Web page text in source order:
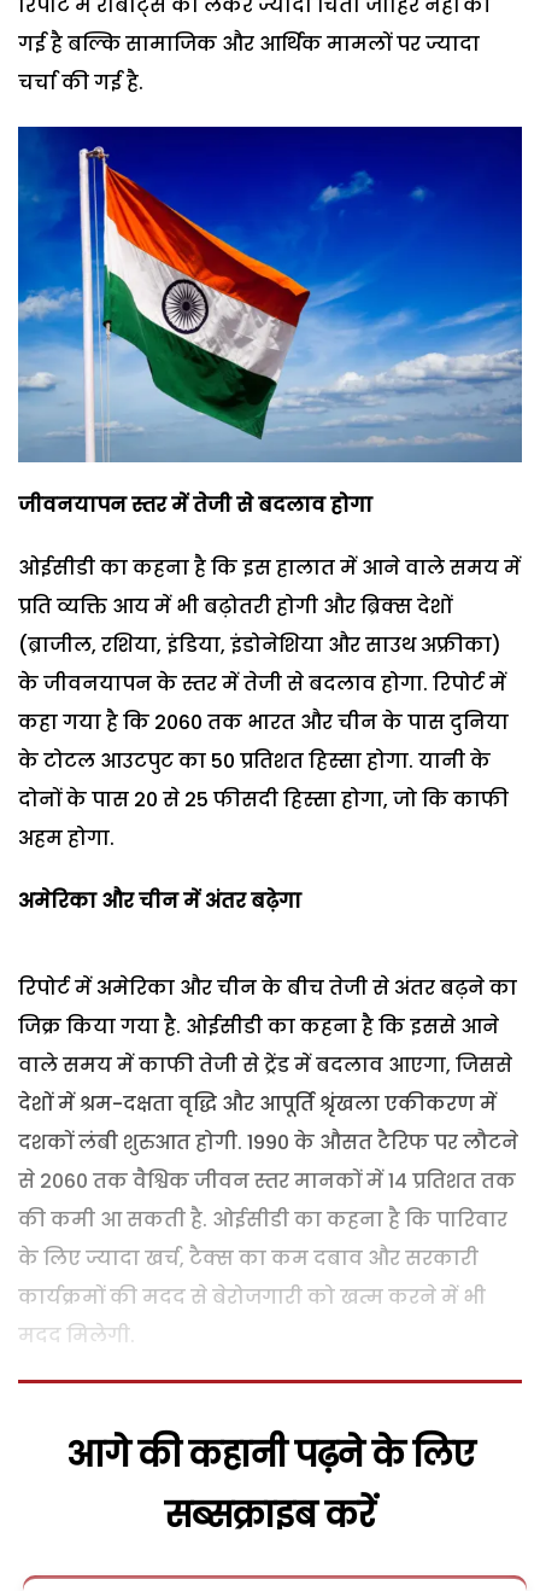
गई है बल्कि सामाजिक और आर्थिक मामलों पर ज्यादा
चर्चा की गई है.
जीवनयापन स्तर में तेजी से बदलाव होगा
ओईसीडी का कहना है कि इस हालात में आने वाले समय में
प्रति व्यक्ति आय में भी बढ़ोतरी होगी और ब्रिक्स देशों
(ब्राजील, रशिया, इंडिया, इंडोनेशिया और साउथ अफ्रीका)
के जीवनयापन के स्तर में तेजी से बदलाव होगा. रिपोर्ट में
कहा गया है कि 2060 तक भारत और चीन के पास दुनिया
के टोटल आउटपुट का 50 प्रतिशत हिस्सा होगा. यानी के
दोनों के पास 20 से 25 फीसदी हिस्सा होगा, जो कि काफी
अहम होगा.
अमेरिका और चीन में अंतर बढ़ेगा
रिपोर्ट में अमेरिका और चीन के बीच तेजी से अंतर बढ़ने का
जिक्र किया गया है. ओईसीडी का कहना है कि इससे आने
वाले समय में काफी तेजी से ट्रेंड में बदलाव आएगा, जिससे
देशों में श्रम-दक्षता वृद्धि और आपूर्ति श्रृंखला एकीकरण में
दशकों लंबी शुरुआत होगी. 1990 के औसत टैरिफ पर लौटने
से 2060 तक वैश्विक जीवन स्तर मानकों में 14 प्रतिशत तक
की कमी आ सकती है. ओईसीडी का कहना है कि पारिवार
के लिए ज्यादा खर्च, टैक्स का कम दबाव और सरकारी
कार्यक्रमों की मदद से बेरोजगारी को खत्म करने में भी
मदद मिलेगी.
आगे की कहानी पढ़ने के लिए
सब्सक्राइब करें